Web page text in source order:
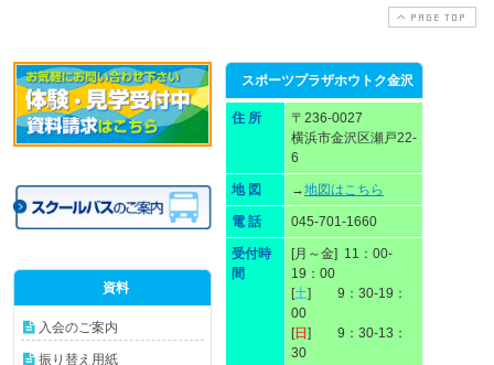
PAGE TOP
スポーツプラザホウトク金沢
住 所
〒236-0027
横浜市金沢区瀬戸22-
6
地 図 →地図はこちら
電 話 045-701-1660
受付時
間
[月～金] 11：00-
19：00
[土] 9：30-19：
00
[日 ] 9：30-13：
30
資料
入会のご案内
振り替え用紙